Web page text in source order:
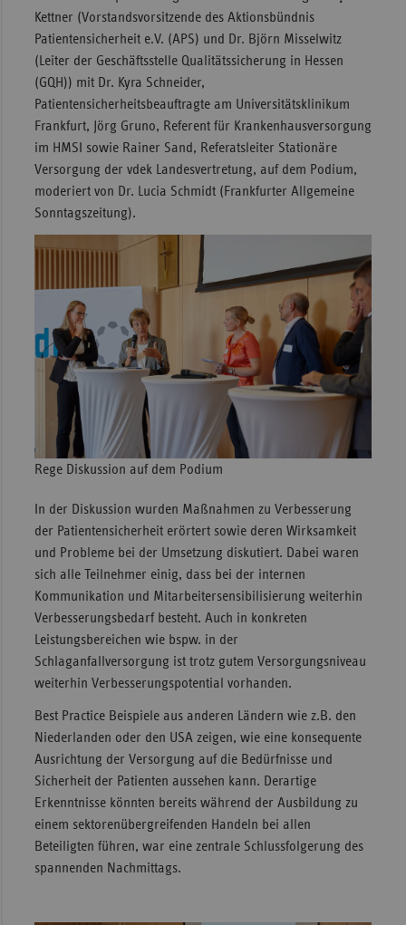
Kettner (Vorstandsvorsitzende des Aktionsbündnis
Patientensicherheit e.V. (APS) und Dr. Björn Misselwitz
(Leiter der Geschäftsstelle Qualitätssicherung in Hessen
(GQH)) mit Dr. Kyra Schneider,
Patientensicherheitsbeauftragte am Universitätsklinikum
Frankfurt, Jörg Gruno, Referent für Krankenhausversorgung
im HMSI sowie Rainer Sand, Referatsleiter Stationäre
Versorgung der vdek Landesvertretung, auf dem Podium,
moderiert von Dr. Lucia Schmidt (Frankfurter Allgemeine
Sonntagszeitung).
Rege Diskussion auf dem Podium
In der Diskussion wurden Maßnahmen zu Verbesserung
der Patientensicherheit erörtert sowie deren Wirksamkeit
und Probleme bei der Umsetzung diskutiert. Dabei waren
sich alle Teilnehmer einig, dass bei der internen
Kommunikation und Mitarbeitersensibilisierung weiterhin
Verbesserungsbedarf besteht. Auch in konkreten
Leistungsbereichen wie bspw. in der
Schlaganfallversorgung ist trotz gutem Versorgungsniveau
weiterhin Verbesserungspotential vorhanden.
Best Practice Beispiele aus anderen Ländern wie z.B. den
Niederlanden oder den USA zeigen, wie eine konsequente
Ausrichtung der Versorgung auf die Bedürfnisse und
Sicherheit der Patienten aussehen kann. Derartige
Erkenntnisse könnten bereits während der Ausbildung zu
einem sektorenübergreifenden Handeln bei allen
Beteiligten führen, war eine zentrale Schlussfolgerung des
spannenden Nachmittags.